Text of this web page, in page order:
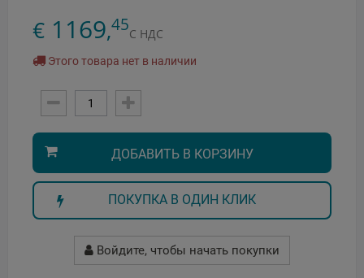
€ 1169,45С НДС
Этого товара нет в наличии
ДОБАВИТЬ В КОРЗИНУ
ПОКУПКА В ОДИН КЛИК
Войдите, чтобы начать покупки